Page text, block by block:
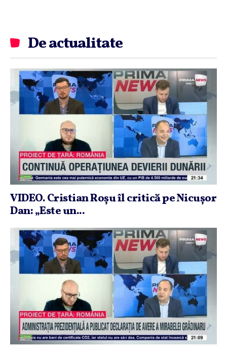
De actualitate
VIDEO. Cristian Roşu îl critică pe Nicuşor
Dan: „Este un...